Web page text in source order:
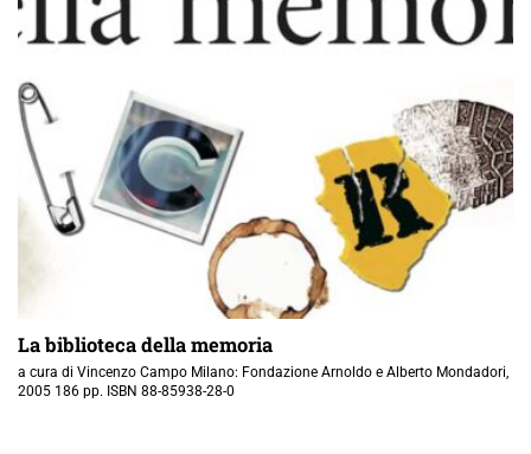
La biblioteca della memoria
a cura di Vincenzo Campo Milano: Fondazione Arnoldo e Alberto Mondadori,
2005 186 pp. ISBN 88-85938-28-0